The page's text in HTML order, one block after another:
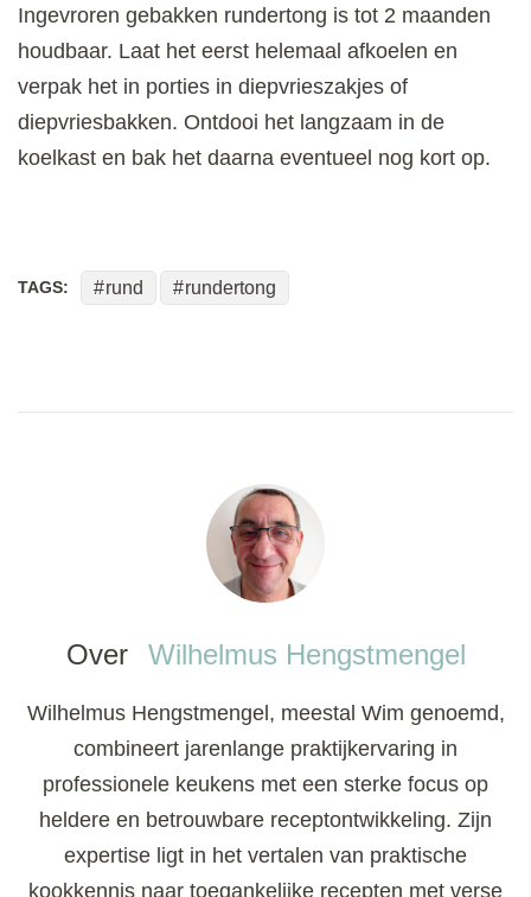
Ingevroren gebakken rundertong is tot 2 maanden
houdbaar. Laat het eerst helemaal afkoelen en
verpak het in porties in diepvrieszakjes of
diepvriesbakken. Ontdooi het langzaam in de
koelkast en bak het daarna eventueel nog kort op.
TAGS: rund rundertong
Over Wilhelmus Hengstmengel
Wilhelmus Hengstmengel, meestal Wim genoemd,
combineert jarenlange praktijkervaring in
professionele keukens met een sterke focus op
heldere en betrouwbare receptontwikkeling. Zijn
expertise ligt in het vertalen van praktische
kookkennis naar toegankelijke recepten met verse